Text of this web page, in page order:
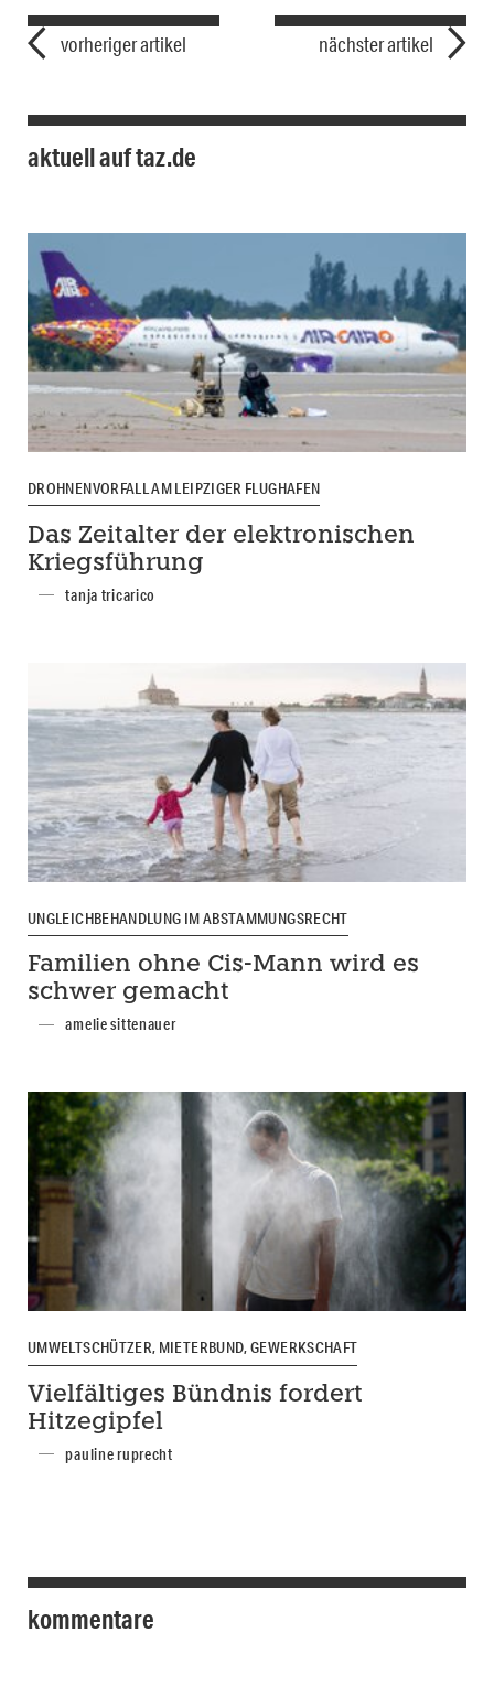
vorheriger artikel nächster artikel
aktuell auf taz.de
DROHNENVORFALL AM LEIPZIGER FLUGHAFEN
Das Zeitalter der elektronischen
Kriegsführung
tanja tricarico
UNGLEICHBEHANDLUNG IM ABSTAMMUNGSRECHT
Familien ohne Cis-Mann wird es
schwer gemacht
amelie sittenauer
UMWELTSCHÜTZER, MIETERBUND, GEWERKSCHAFT
Vielfältiges Bündnis fordert
Hitzegipfel
pauline ruprecht
kommentare